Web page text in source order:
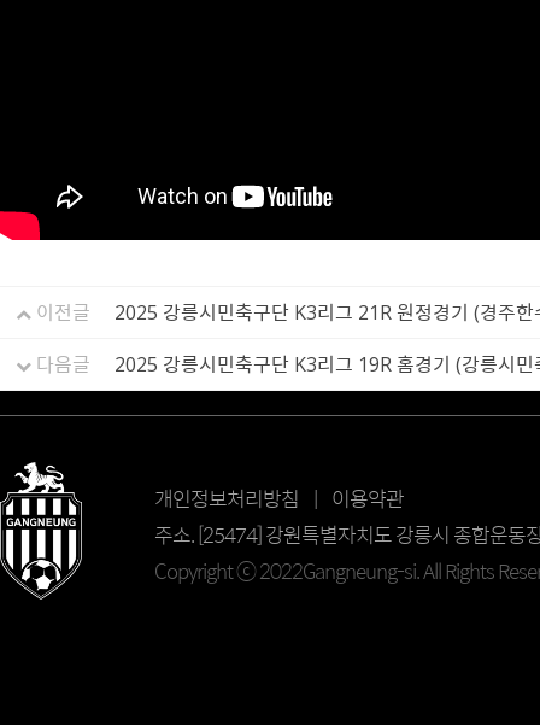
이전글
2025 강릉시민축구단 K3리그 21R 원정경기 (경주
다음글
2025 강릉시민축구단 K3리그 19R 홈경기 (강릉시
개인정보처리방침 | 이용약관
주소. [25474] 강원특별자치도 강릉시 종합
Copyright ⓒ 2022Gangneung-si. All Rights